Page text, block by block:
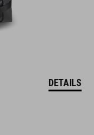
DETAILS